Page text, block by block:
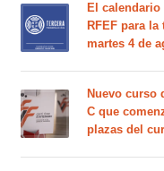
El calendario
RFEF para la
martes 4 de
Nuevo curso
C que
plazas del